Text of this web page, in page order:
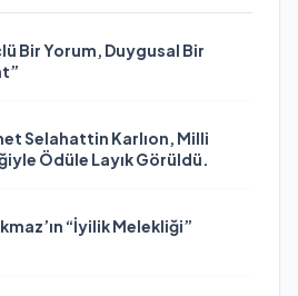
Bir Yorum, Duygusal Bir
Selahattin Karlıon, Milli
Ödüle Layık Görüldü.
“İyilik Melekliği”